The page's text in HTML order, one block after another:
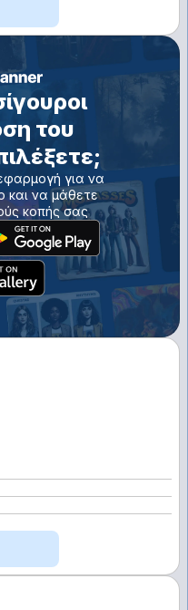
του
για να
και να μάθετε
κοπής σας